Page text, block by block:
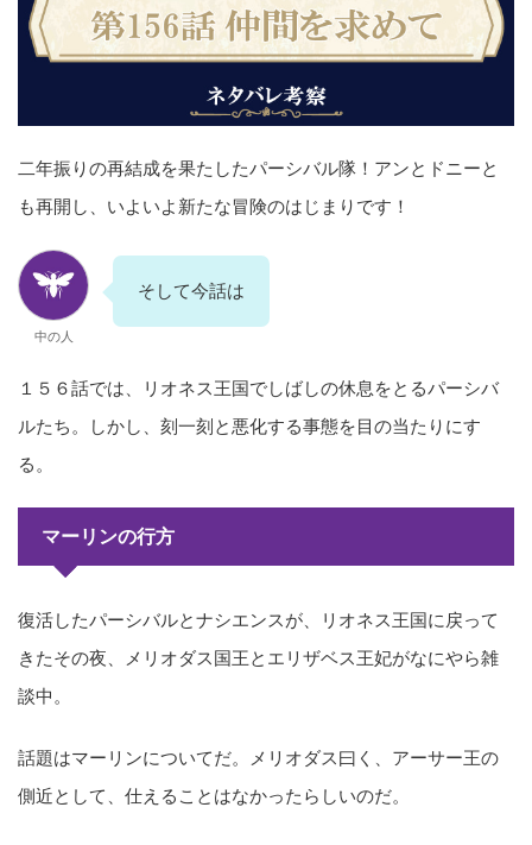
二年振りの再結成を果たしたパーシバル隊！アンとドニーと
も再開し、いよいよ新たな冒険のはじまりです！
中の人
そして今話は
１５６話では、リオネス王国でしばしの休息をとるパーシバ
ルたち。しかし、刻一刻と悪化する事態を目の当たりにす
る。
マーリンの行方
復活したパーシバルとナシエンスが、リオネス王国に戻って
きたその夜、メリオダス国王とエリザベス王妃がなにやら雑
談中。
話題はマーリンについてだ。メリオダス曰く、アーサー王の
側近として、仕えることはなかったらしいのだ。